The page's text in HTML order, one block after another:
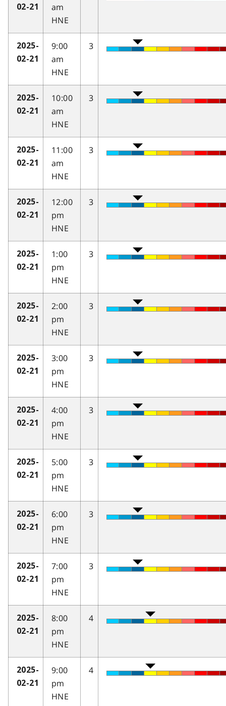
02-21
am
HNE
2025-
02-21
9:00
am
HNE
3
2025-
02-21
10:00
am
HNE
3
2025-
02-21
11:00
am
HNE
3
2025-
02-21
12:00
pm
HNE
3
2025-
02-21
1:00
pm
HNE
3
2025-
02-21
2:00
pm
HNE
3
2025-
02-21
3:00
pm
HNE
3
2025-
02-21
4:00
pm
HNE
3
2025-
02-21
5:00
pm
HNE
3
2025-
02-21
6:00
pm
HNE
3
2025-
02-21
7:00
pm
HNE
3
2025-
02-21
8:00
pm
HNE
4
2025-
02-21
9:00
pm
HNE
4